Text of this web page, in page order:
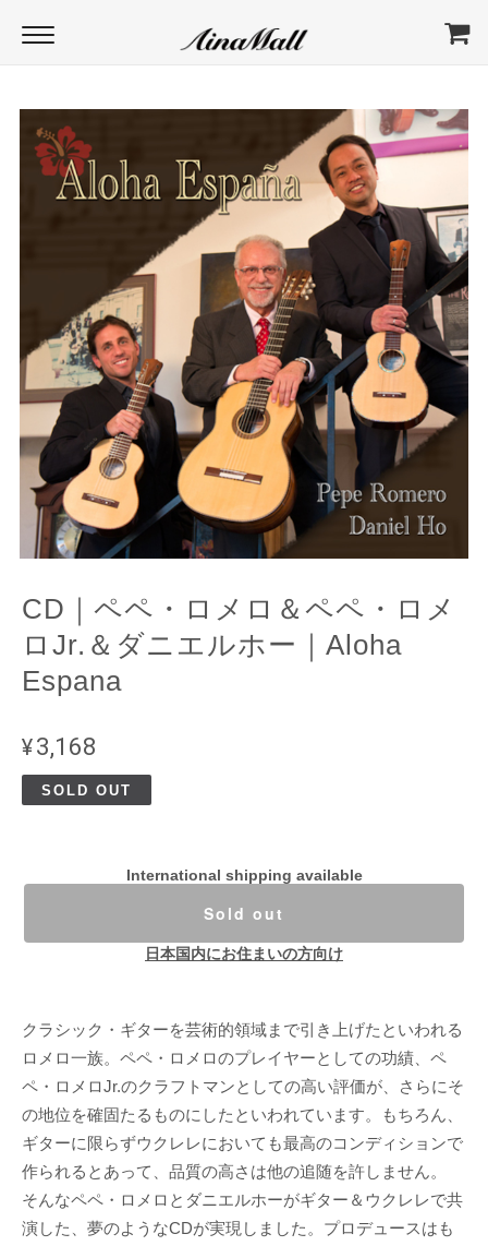
CD｜ペペ・ロメロ＆ペペ・ロメ
ロJr.＆ダニエルホー｜Aloha
Espana
¥3,168
SOLD OUT
International shipping available
Sold out
日本国内にお住まいの方向け
クラシック・ギターを芸術的領域まで引き上げたといわれる
ロメロ一族。ペペ・ロメロのプレイヤーとしての功績、ペ
ペ・ロメロJr.のクラフトマンとしての高い評価が、さらにそ
の地位を確固たるものにしたといわれています。もちろん、
ギターに限らずウクレレにおいても最高のコンディションで
作られるとあって、品質の高さは他の追随を許しません。
そんなペペ・ロメロとダニエルホーがギター＆ウクレレで共
演した、夢のようなCDが実現しました。プロデュースはも